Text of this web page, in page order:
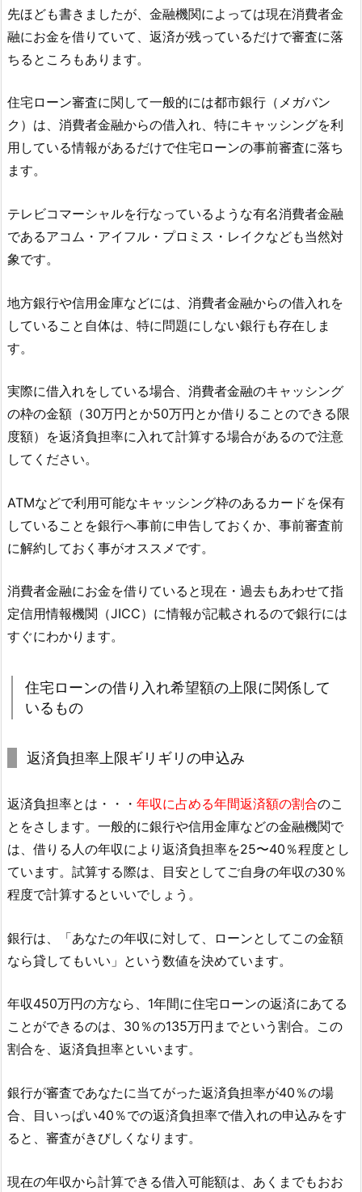
先ほども書きましたが、金融機関によっては現在消費者金
融にお金を借りていて、返済が残っているだけで審査に落
ちるところもあります。
住宅ローン審査に関して一般的には都市銀行（メガバン
ク）は、消費者金融からの借入れ、特にキャッシングを利
用している情報があるだけで住宅ローンの事前審査に落ち
ます。
テレビコマーシャルを行なっているような有名消費者金融
であるアコム・アイフル・プロミス・レイクなども当然対
象です。
地方銀行や信用金庫などには、消費者金融からの借入れを
していること自体は、特に問題にしない銀行も存在しま
す。
実際に借入れをしている場合、消費者金融のキャッシング
の枠の金額（30万円とか50万円とか借りることのできる限
度額）を返済負担率に入れて計算する場合があるので注意
してください。
ATMなどで利用可能なキャッシング枠のあるカードを保有
していることを銀行へ事前に申告しておくか、事前審査前
に解約しておく事がオススメです。
消費者金融にお金を借りていると現在・過去もあわせて指
定信用情報機関（JICC）に情報が記載されるので銀行には
すぐにわかります。
住宅ローンの借り入れ希望額の上限に関係して
いるもの
返済負担率上限ギリギリの申込み
返済負担率とは・・・ 年収に占める年間返済額の割合のこ
とをさします。一般的に銀行や信用金庫などの金融機関で
は、借りる人の年収により返済負担率を25〜40％程度とし
ています。試算する際は、目安としてご自身の年収の30％
程度で計算するといいでしょう。
銀行は、「あなたの年収に対して、ローンとしてこの金額
なら貸してもいい」という数値を決めています。
年収450万円の方なら、1年間に住宅ローンの返済にあてる
ことができるのは、30％の135万円までという割合。この
割合を、返済負担率といいます。
銀行が審査であなたに当てがった返済負担率が40％の場
合、目いっぱい40％での返済負担率で借入れの申込みをす
ると、審査がきびしくなります。
現在の年収から計算できる借入可能額は、あくまでもおお